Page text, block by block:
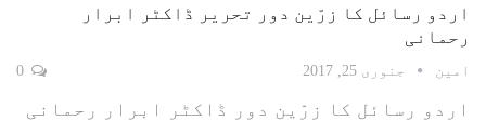
اردو رسائل کا زرّین دور تحریر ڈاکٹر ابرار
رحمانی
امین جنوری 25, 2017
اردو رسائل کا زرّین دور ڈاکٹر ابرار رحمانی